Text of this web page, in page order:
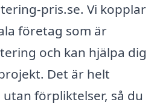
pris.se. Vi kopplar
företag som är
och kan hjälpa dig
Det är helt
förpliktelser, så du